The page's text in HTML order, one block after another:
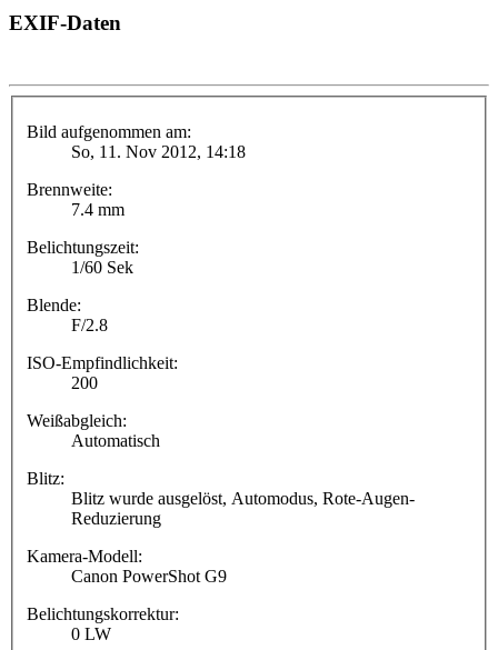
EXIF-Daten
Bild aufgenommen am:
So, 11. Nov 2012, 14:18
Brennweite:
7.4 mm
Belichtungszeit:
1/60 Sek
Blende:
F/2.8
ISO-Empfindlichkeit:
200
Weißabgleich:
Automatisch
Blitz:
Blitz wurde ausgelöst, Automodus, Rote-Augen-
Reduzierung
Kamera-Modell:
Canon PowerShot G9
Belichtungskorrektur:
0 LW